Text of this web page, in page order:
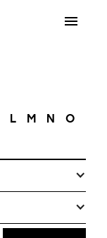
L M N O